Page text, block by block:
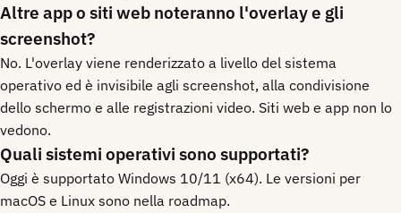
Altre app o siti web noteranno l'overlay e gli
screenshot?
No. L'overlay viene renderizzato a livello del sistema
operativo ed è invisibile agli screenshot, alla condivisione
dello schermo e alle registrazioni video. Siti web e app non lo
vedono.
Quali sistemi operativi sono supportati?
Oggi è supportato Windows 10/11 (x64). Le versioni per
macOS e Linux sono nella roadmap.